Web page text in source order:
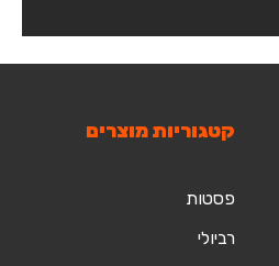
קטגוריות מוצרים
פסטות
רביולי